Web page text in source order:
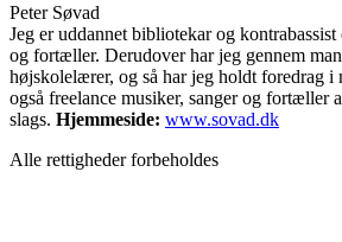
Peter Søvad
Jeg er uddannet bibliotekar og
og fortæller. Derudover har jeg gennem
højskolelærer, og så har jeg holdt foredrag i
også freelance musiker, sanger og fortæller
slags. Hjemmeside: www.sovad.dk
Alle rettigheder forbeholdes